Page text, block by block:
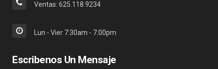
Ventas: 625.118.9234
Lun - Vier 7:30am - 7:00pm
Escribenos Un Mensaje